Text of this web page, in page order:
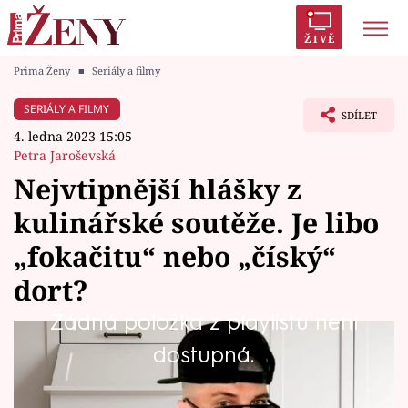
ŽIVĚ
Módní alarm
Témata
Celebrity
Vztahy
Seriály
Prima Ženy ■ Seriály a filmy
SERIÁLY A FILMY
4. ledna 2023 15:05
Petra Jaroševská
SDÍLET
Nejvtipnější hlášky z
kulinářské soutěže. Je libo
„fokačitu“ nebo „číský“
dort?
Žádná položka z playlistu není
dostupná.
V soutěži amatérských kuchařů někdy zkoušejí
štěstí i ti méně zkušení. Někdo se nevyzná v
zahraniční kuchyni a pak tápe s výslovností